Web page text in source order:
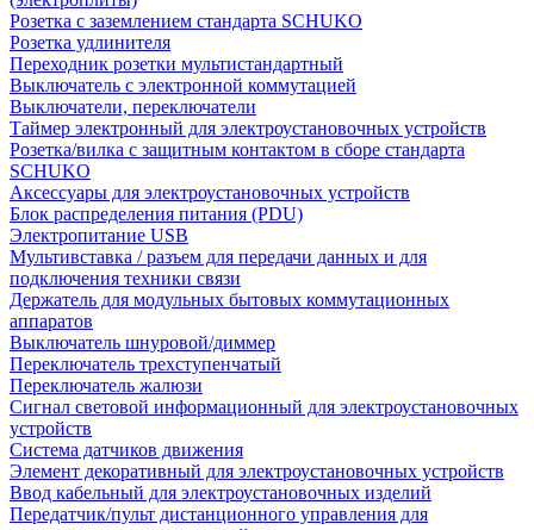
Розетка с заземлением стандарта SCHUKO
Розетка удлинителя
Переходник розетки мультистандартный
Выключатель с электронной коммутацией
Выключатели, переключатели
Таймер электронный для электроустановочных устройств
Розетка/вилка с защитным контактом в сборе стандарта
SCHUKO
Аксессуары для электроустановочных устройств
Блок распределения питания (PDU)
Электропитание USB
Мультивставка / разъем для передачи данных и для
подключения техники связи
Держатель для модульных бытовых коммутационных
аппаратов
Выключатель шнуровой/диммер
Переключатель трехступенчатый
Переключатель жалюзи
Сигнал световой информационный для электроустановочных
устройств
Система датчиков движения
Элемент декоративный для электроустановочных устройств
Ввод кабельный для электроустановочных изделий
Передатчик/пульт дистанционного управления для